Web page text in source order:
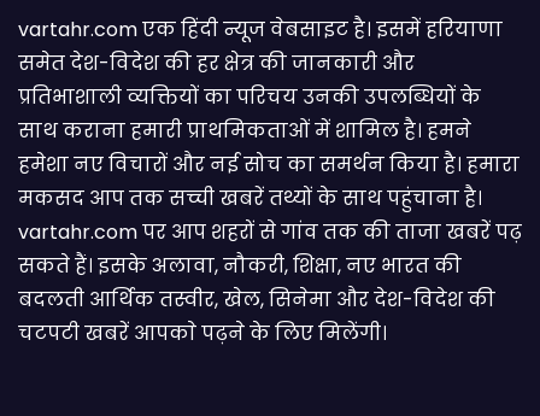
vartahr.com एक हिंदी न्यूज वेबसाइट है। इसमें हरियाणा
समेत देश-विदेश की हर क्षेत्र की जानकारी और
प्रतिभाशाली व्यक्तियों का परिचय उनकी उपलब्धियों के
साथ कराना हमारी प्राथमिकताओं में शामिल है। हमने
हमेशा नए विचारों और नई सोच का समर्थन किया है। हमारा
मकसद आप तक सच्ची खबरें तथ्यों के साथ पहुंचाना है।
vartahr.com पर आप शहरों से गांव तक की ताजा खबरें पढ़
सकते हैं। इसके अलावा, नौकरी, शिक्षा, नए भारत की
बदलती आर्थिक तस्वीर, खेल, सिनेमा और देश-विदेश की
चटपटी खबरें आपकाे पढ़ने के लिए मिलेंगी।